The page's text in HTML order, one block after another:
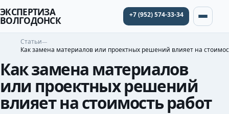
ЭКСПЕРТИЗА
ВОЛГОДОНСК
+7 (952) 574-33-34
Статьи
Как замена материалов или проектных решений влияет на
Как замена материалов
или проектных решений
влияет на стоимость работ